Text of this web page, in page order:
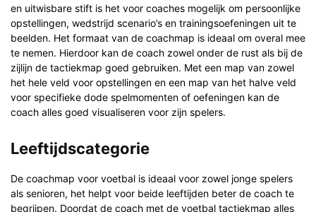
en uitwisbare stift is het voor coaches mogelijk om persoonlijke
opstellingen, wedstrijd scenario’s en trainingsoefeningen uit te
beelden. Het formaat van de coachmap is ideaal om overal mee
te nemen. Hierdoor kan de coach zowel onder de rust als bij de
zijlijn de tactiekmap goed gebruiken. Met een map van zowel
het hele veld voor opstellingen en een map van het halve veld
voor specifieke dode spelmomenten of oefeningen kan de
coach alles goed visualiseren voor zijn spelers.
Leeftijdscategorie
De coachmap voor voetbal is ideaal voor zowel jonge spelers
als senioren, het helpt voor beide leeftijden beter de coach te
begrijpen. Doordat de coach met de voetbal tactiekmap alles